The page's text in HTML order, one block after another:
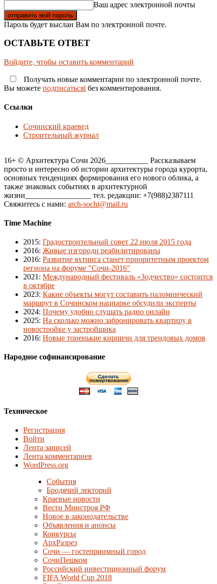
Ваш адрес электронной почты
Пароль будет выслан Вам по электронной почте.
ОСТАВЬТЕ ОТВЕТ
Войдите, чтобы оставить комментарий
Получать новые комментарии по электронной почте.
Вы можете подписатьсяi без комментирования.
Ссылки
Сочинский краевед
Строительный журнал
16+ © Архитектура Сочи 2026___________ Рассказываем
просто и интересно об истории архитектуры города курорта,
основных тенденциях формирования его нового облика, а
также знаковых событиях в архитектурной
жизни_________________ тел. редакции: +7(988)2387111
Свяжитесь с нами: arch-sochi@mail.ru
Time Machine
2015: Градостроительный совет 22 июля 2015 года
2016: Живые изгороди реабилитированы
2016: Развитие яхтинга станет приоритетным проектом
региона на форуме "Сочи-2016"
2021 : Международный фестиваль «Зодчество» состоится
в октябре
2023: Какие объекты могут составить паломнический
маршрут в Сочинском нацпарке обсудили эксперты
2024: Почему удобно слушать радио онлайн
2025: На сколько можно забронировать квартиру в
новостройке у застройщика
2016: Новые тоненькие кирпичи для трендовых домов
Народное софинансирование
Техническое
Регистрация
Войти
Лента записей
Лента комментариев
WordPress.org
События
Бродячий лекторий
Краевые новости
Вести Минстроя РФ
Новое в законодательстве
Объявления и анонсы
Конкурсы
АрхРазрез
Сочи — гостеприимный город
СочиПешком
Российский инвестиционный форум
FIFA World Cup 2018